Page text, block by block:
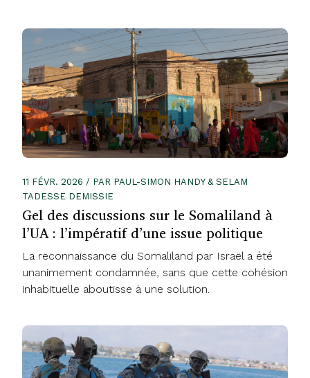
11 FÉVR. 2026 / PAR PAUL-SIMON HANDY & SELAM
TADESSE DEMISSIE
Gel des discussions sur le Somaliland à
l’UA : l’impératif d’une issue politique
La reconnaissance du Somaliland par Israël a été
unanimement condamnée, sans que cette cohésion
inhabituelle aboutisse à une solution.